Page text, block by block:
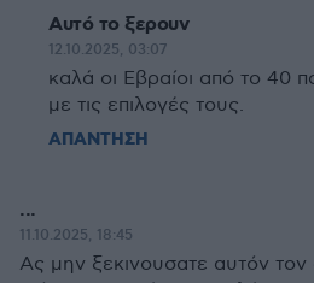
Αυτό το ξερουν
12.10.2025, 03:07
καλά οι Εβραίοι από το 40
με τις επιλογές τους.
ΑΠΑΝΤΗΣΗ
...
11.10.2025, 18:45
Ας μην ξεκινουσατε αυτόν